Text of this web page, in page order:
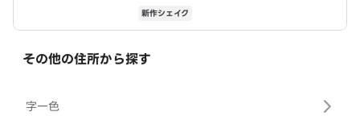
新作シェイク
その他の住所から探す
字一色